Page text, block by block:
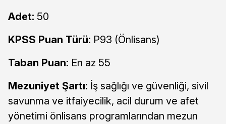
Adet: 50
KPSS Puan Türü: P93 (Önlisans)
Taban Puan: En az 55
Mezuniyet Şartı: İş sağlığı ve güvenliği, sivil
savunma ve itfaiyecilik, acil durum ve afet
yönetimi önlisans programlarından mezun